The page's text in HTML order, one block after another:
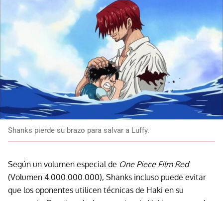
Shanks pierde su brazo para salvar a Luffy.
Según un volumen especial de One Piece Film Red
(Volumen 4.000.000.000), Shanks incluso puede evitar
que los oponentes utilicen técnicas de Haki en su